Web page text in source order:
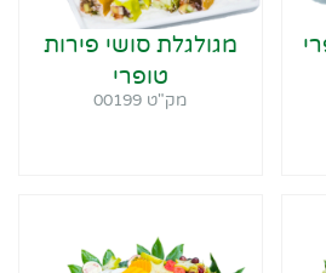
מגולגלת סושי פירות
טופרי
מק"ט 00199